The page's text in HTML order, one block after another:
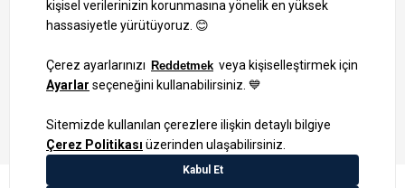
Bilgi Toplum Hizmetleri
KVKK Veri İşleme Politikamız
Site Haritası